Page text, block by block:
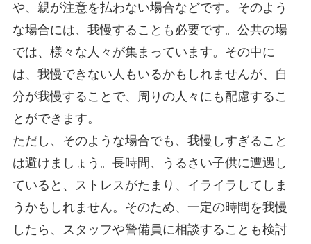
や、親が注意を払わない場合などです。そのよう
な場合には、我慢することも必要です。公共の場
では、様々な人々が集まっています。その中に
は、我慢できない人もいるかもしれませんが、自
分が我慢することで、周りの人々にも配慮するこ
とができます。
ただし、そのような場合でも、我慢しすぎること
は避けましょう。長時間、うるさい子供に遭遇し
ていると、ストレスがたまり、イライラしてしま
うかもしれません。そのため、一定の時間を我慢
したら、スタッフや警備員に相談することも検討